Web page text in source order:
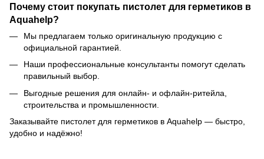
Почему стоит покупать пистолет для герметиков в
Aquahelp?
Мы предлагаем только оригинальную продукцию с
официальной гарантией.
Наши профессиональные консультанты помогут сделать
правильный выбор.
Выгодные решения для онлайн- и офлайн-ритейла,
строительства и промышленности.
Заказывайте пистолет для герметиков в Aquahelp — быстро,
удобно и надёжно!